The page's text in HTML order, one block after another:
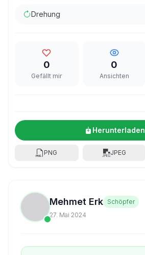
Drehung
0
Gefällt mir
0
Ansichten
Herunterladen
PNG JPEG
Mehmet Erk Schöpfer
27. Mai 2024